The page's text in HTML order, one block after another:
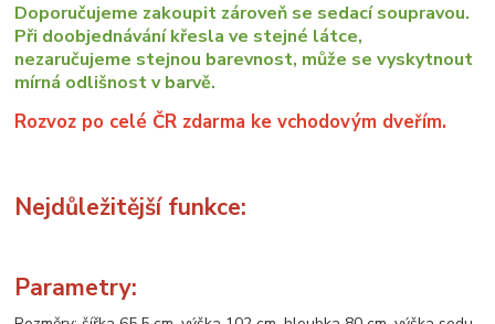
Doporučujeme zakoupit zároveň se sedací soupravou.
Při doobjednávání křesla ve stejné látce,
nezaručujeme stejnou barevnost, může se vyskytnout
mírná odlišnost v barvě.
Rozvoz po celé ČR zdarma ke vchodovým dveřím.
Nejdůležitější funkce:
Parametry: